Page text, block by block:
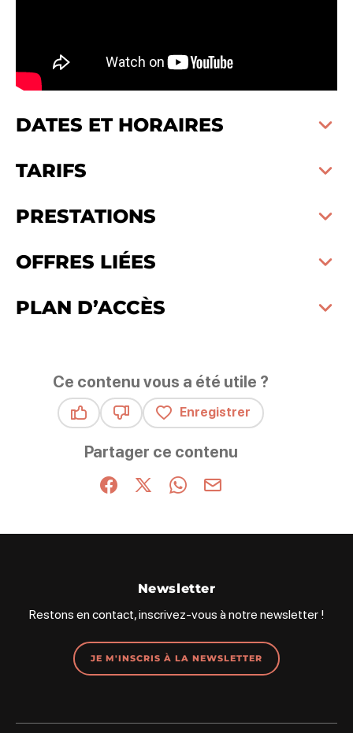
DATES ET HORAIRES
TARIFS
PRESTATIONS
OFFRES LIÉES
PLAN D’ACCÈS
Ce contenu vous a été utile ?
Enregistrer
Partager ce contenu
Partager sur Facebook (nouvelle fenêtre)
Partager sur X / Twitter (nouvelle
Partager sur WhatsApp
Partager par mail
Newsletter
Restons en contact, inscrivez-vous à notre newsletter !
JE M'INSCRIS À LA NEWSLETTER